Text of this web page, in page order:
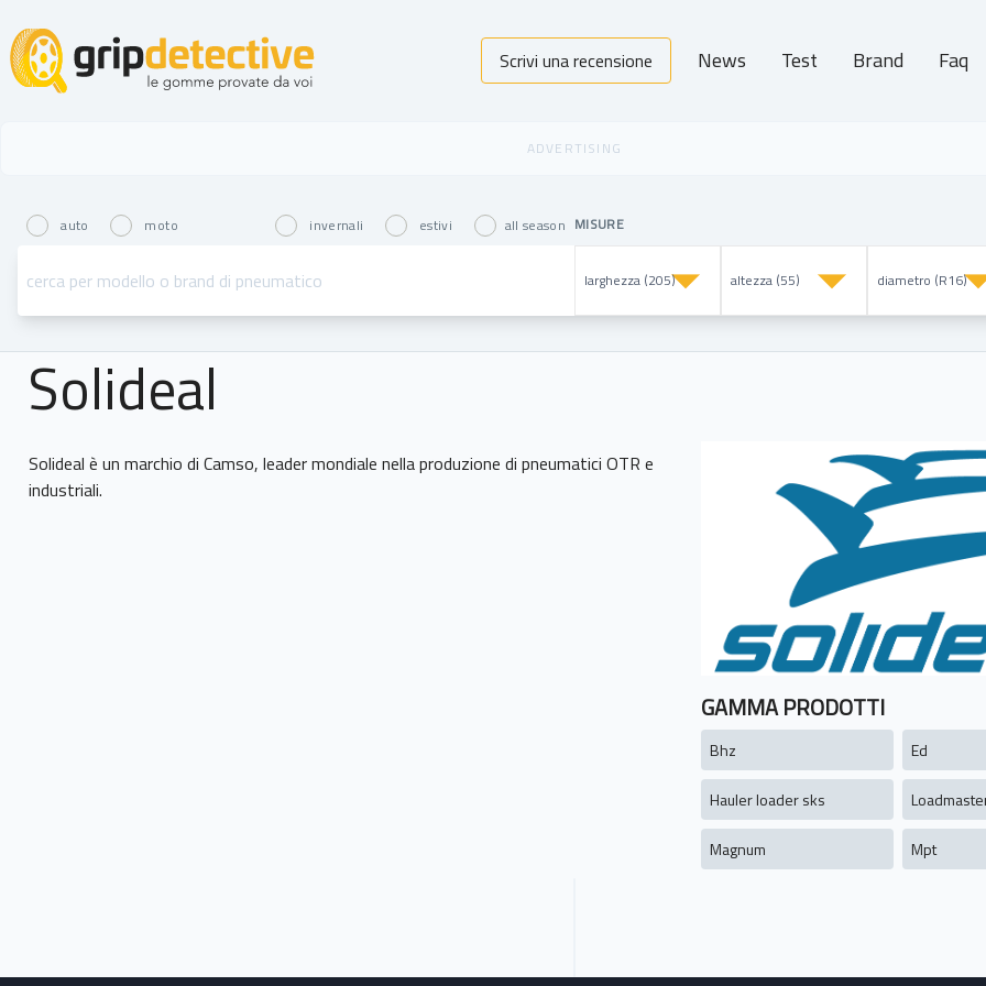
GripDetective Scrivi una recensione News Test Brand Faq
auto moto invernali estivi all season MISURE
Solideal
Solideal è un marchio di Camso, leader mondiale nella produzione di pneumatici OTR e
GAMMA PRODOTTI
Bhz Ed
Hauler loader sks
Magnum Mpt